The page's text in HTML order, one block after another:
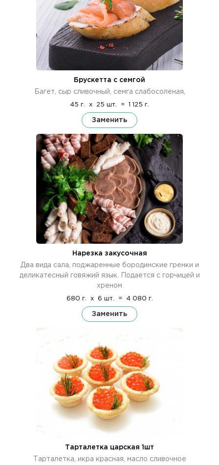
Брускетта с семгой
Багет, сыр сливочный, семга слабосоленая,
45 г. x 25 шт. = 1 125 г.
Заменить
Нарезка закусочная
Два вида сала, поджаренные бородинские гренки и
деликатесный говяжий язык. Подается с горчицей и
хреном
680 г. x 6 шт. = 4 080 г.
Заменить
Тарталетка царская 1шт
Тарталетка, икра красная, масло сливочное